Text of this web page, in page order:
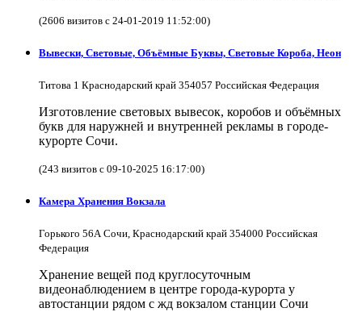
(2606 визитов с 24-01-2019 11:52:00)
Вывески, Световые, Объёмные Буквы, Световые Короба, Неон
Титова 1 Краснодарский край 354057 Российская Федерация
Изготовление световых вывесок, коробов и объёмных
букв для наружней и внутренней рекламы в городе-
курорте Сочи.
(243 визитов с 09-10-2025 16:17:00)
Камера Хранения Вокзала
Горького 56А Сочи, Краснодарский край 354000 Российская
Федерация
Хранение вещей под круглосуточным
видеонаблюдением в центре города-курорта у
автостанции рядом с жд вокзалом станции Сочи